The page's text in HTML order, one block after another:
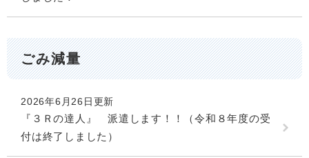
ごみ減量
2026年6月26日更新
『３Ｒの達人』 派遣します！！（令和８年度の受
付は終了しました）